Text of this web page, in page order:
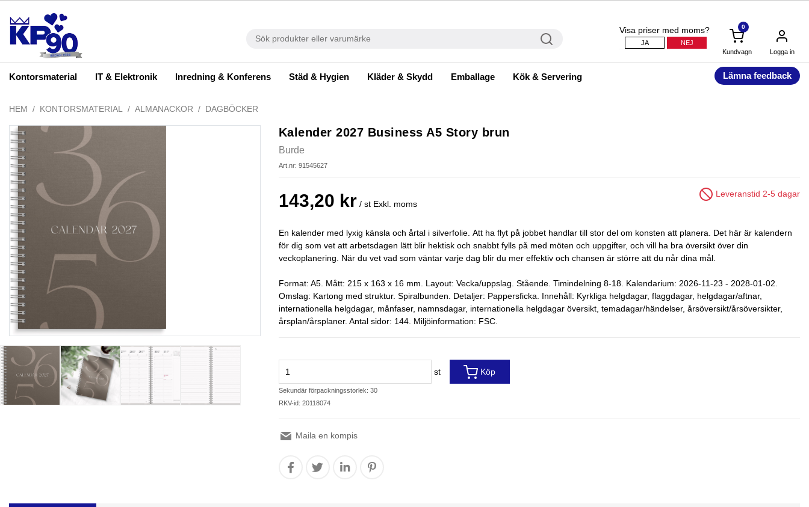
Visa priser med moms?
JA NEJ
0
Kundvagn Logga in
Kontorsmaterial IT & Elektronik Inredning & Konferens Städ & Hygien Kläder & Skydd Emballage Kök & Servering Lämna feedback
HEM KONTORSMATERIAL ALMANACKOR DAGBÖCKER
Kalender 2027 Business A5 Story brun
Burde
Art.nr: 91545627
143,20 kr / st Exkl. moms
Leveranstid 2-5 dagar
En kalender med lyxig känsla och årtal i silverfolie. Att ha flyt på jobbet handlar till stor del om konsten att planera. Det här är kalendern
för dig som vet att arbetsdagen lätt blir hektisk och snabbt fylls på med möten och uppgifter, och vill ha bra översikt över din
veckoplanering. När du vet vad som väntar varje dag blir du mer effektiv och chansen är större att du når dina mål.
Format: A5. Mått: 215 x 163 x 16 mm. Layout: Vecka/uppslag. Stående. Timindelning 8-18. Kalendarium: 2026-11-23 - 2028-01-02.
Omslag: Kartong med struktur. Spiralbunden. Detaljer: Pappersficka. Innehåll: Kyrkliga helgdagar, flaggdagar, helgdagar/aftnar,
internationella helgdagar, månfaser, namnsdagar, internationella helgdagar översikt, temadagar/händelser, årsöversikt/årsöversikter,
årsplan/årsplaner. Antal sidor: 144. Miljöinformation: FSC.
st
Sekundär förpackningsstorlek: 30
RKV-id: 20118074
Köp
Maila en kompis